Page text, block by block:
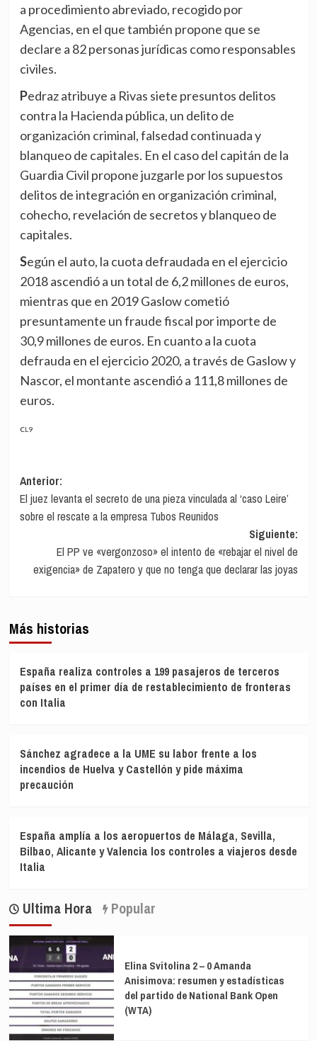
a procedimiento abreviado, recogido por
Agencias, en el que también propone que se
declare a 82 personas jurídicas como responsables
civiles.
Pedraz atribuye a Rivas siete presuntos delitos
contra la Hacienda pública, un delito de
organización criminal, falsedad continuada y
blanqueo de capitales. En el caso del capitán de la
Guardia Civil propone juzgarle por los supuestos
delitos de integración en organización criminal,
cohecho, revelación de secretos y blanqueo de
capitales.
Según el auto, la cuota defraudada en el ejercicio
2018 ascendió a un total de 6,2 millones de euros,
mientras que en 2019 Gaslow cometió
presuntamente un fraude fiscal por importe de
30,9 millones de euros. En cuanto a la cuota
defrauda en el ejercicio 2020, a través de Gaslow y
Nascor, el montante ascendió a 111,8 millones de
euros.
CL9
Navegación
de
entradas
Anterior:
El juez levanta el secreto de una pieza vinculada al ‘caso Leire’
sobre el rescate a la empresa Tubos Reunidos
Siguiente:
El PP ve «vergonzoso» el intento de «rebajar el nivel de
exigencia» de Zapatero y que no tenga que declarar las joyas
Más historias
España realiza controles a 199 pasajeros de terceros
países en el primer día de restablecimiento de fronteras
con Italia
Sánchez agradece a la UME su labor frente a los
incendios de Huelva y Castellón y pide máxima
precaución
España amplía a los aeropuertos de Málaga, Sevilla,
Bilbao, Alicante y Valencia los controles a viajeros desde
Italia
Ultima Hora Popular
Elina Svitolina 2 – 0 Amanda
Anisimova: resumen y estadísticas
del partido de National Bank Open
(WTA)